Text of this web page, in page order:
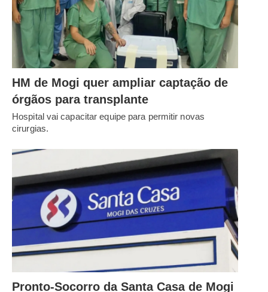
HM de Mogi quer ampliar captação de
órgãos para transplante
Hospital vai capacitar equipe para permitir novas
cirurgias.
Pronto-Socorro da Santa Casa de Mogi